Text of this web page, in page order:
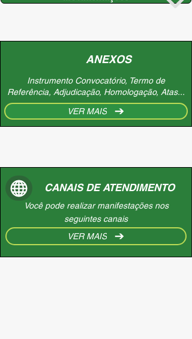
ANEXOS
Instrumento Convocatório, Termo de
Referência, Adjudicação, Homologação, Atas...
VER MAIS
CANAIS DE ATENDIMENTO
Você pode realizar manifestações nos
seguintes canais
VER MAIS